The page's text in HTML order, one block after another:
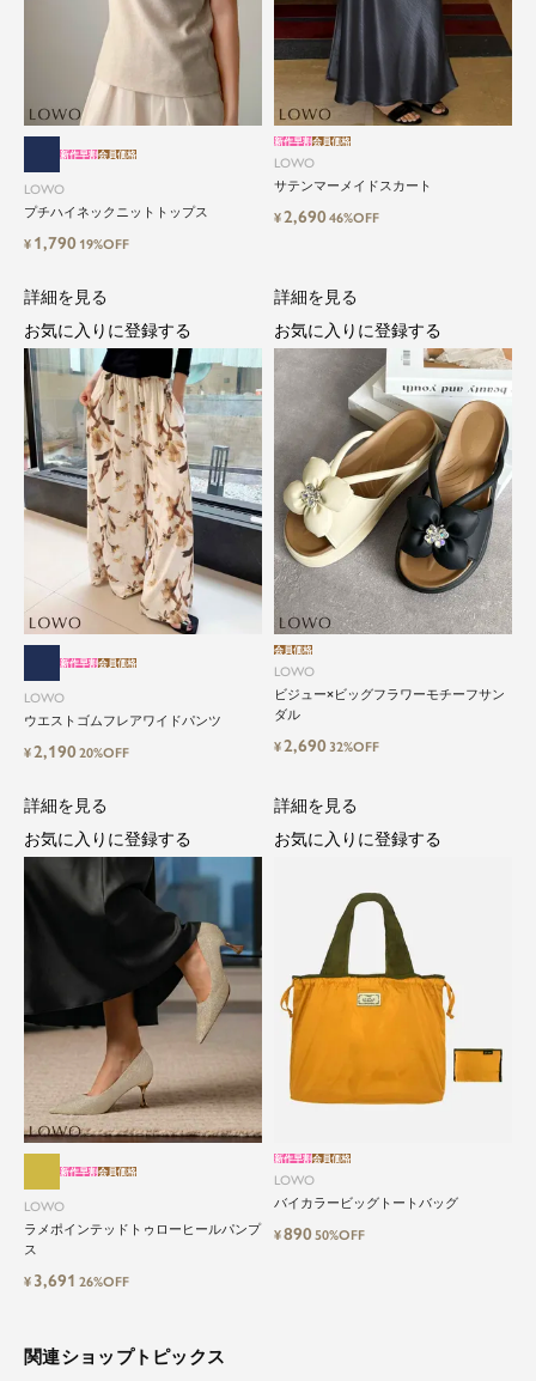
気軽に楽しめる低価格でトレンドを取
LOWO（ロワ）は、アパレルはもちろん、インナ
ー、バッグやシューズ、小物まで、驚くほどリー
ズナブルにラインナップ。
毎日のコーデに、ちょっとした変化を。いつもの
自分に、ちょっとした彩りを。
LOWOは、頑張りすぎないおしゃれを応援しま
す。
LOWO
プチハイネックニットトップス
新作早割会員価格
¥ 1,790 19%OFF
LOWO
サテンマーメイドスカート
新作早割会員価格
¥2,69046%OFF
LOWO
ウエストゴムフレアワイドパンツ
新作早割会員価格
¥2,19020%OFF
詳細を見る
お気に入りに登録する
LOWO
ビジュー×ビッグフラワーモチーフサン
ダル
会員価格
¥2,69032%OFF
詳細を見る
お気に入りに登録する
LOWO
ラメポインテッドトゥローヒールパンプ
ス
新作早割会員価格
¥ 3,691 26%OFF
詳細を見る
お気に入りに登録する
LOWO
バイカラービッグトートバッグ
新作早割会員価格
¥89050%OFF
詳細を見る
お気に入りに登録する
関連ショップトピックス